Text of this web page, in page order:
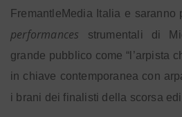
FremantleMedia Italia e saranno
performances strumentali di
grande pubblico come “l’arpista
in chiave contemporanea con
i brani dei finalisti della scorsa